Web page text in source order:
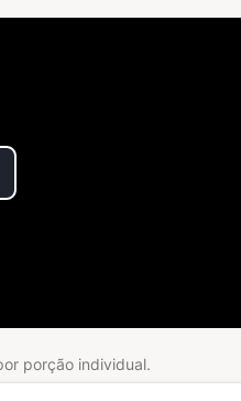
porção individual.